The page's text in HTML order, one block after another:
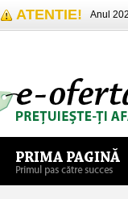
ATENTIE! Anul